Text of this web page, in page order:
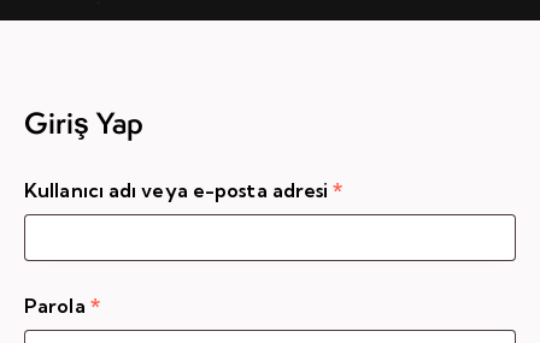
Giriş Yap
Kullanıcı adı veya e-posta adresi*
Parola *